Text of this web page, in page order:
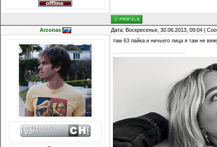
Arzonas Дата: Воскресенье, 30.06.2013, 09:04 |
там 63 лайка и ничьего лица я там не